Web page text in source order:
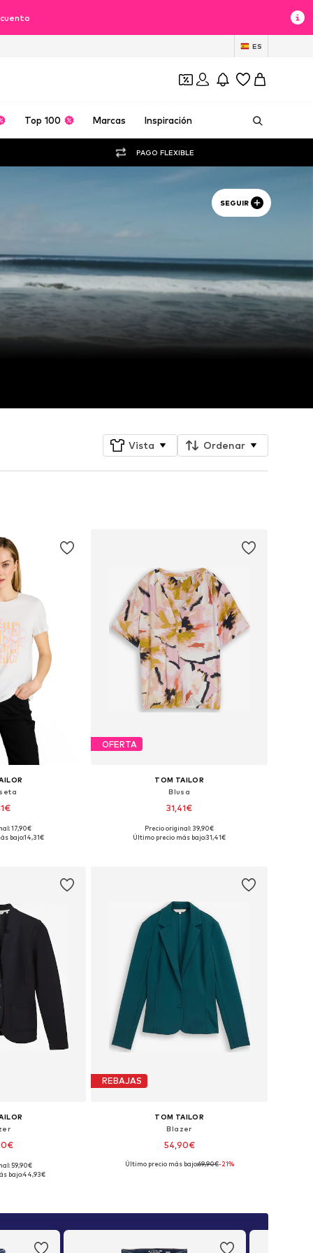
ES
Top 100 Marcas Inspiración
PAGO FLEXIBLE
SEGUIR
Vista Ordenar
M, L, XL, XXL
17,90€
bajo:14,31€
OFERTA
TOM TAILOR
Blusa
31,41€
Tallas disponibles: XS, M, L, XL, XXL
Precio original: 39,90€
Último precio más bajo:31,41€
+1
38, 40, 44, 46
59,90€
bajo:44,93€
REBAJAS
TOM TAILOR
Blazer
54,90€
Tallas disponibles: 36, 38, 40, 42, 44, 46
Último precio más bajo:69,90€-21%